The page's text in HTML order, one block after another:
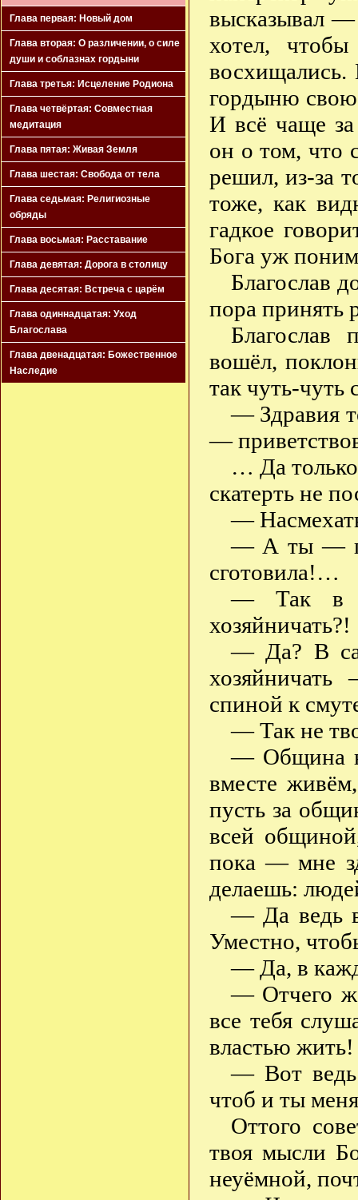
Глава первая: Новый дом
Глава вторая: О различении, о силе
души и соблазнах гордыни
Глава третья: Исцеление Родиона
Глава четвёртая: Совместная
медитация
Глава пятая: Живая Земля
Глава шестая: Свобода от тела
Глава седьмая: Религиозные
обряды
Глава восьмая: Расставание
Глава девятая: Дорога в столицу
Глава десятая: Встреча с царём
Глава одиннадцатая: Уход
Благослава
Глава двенадцатая: Божественное
Наследие
высказывал —
хотел,
восхищались.
гордыню
И всё чаще
он о том, что
решил, из-за
тоже, как
гадкое
Бога уж
Благослав
пора принять
Благослав
вошёл,
так чуть-чуть
— Здравия
—
… Да
скатерть не
—
— А ты —
сготовила!…
— Так в
хозяйничать?!
— Да? В
спиной к
— Так не
— Община
вместе
пусть за
всей
пока — мне
делаешь:
— Да ведь
Уместно,
— Да, в
— Отчего
все тебя
властью жить!
— Вот ведь
чтоб и ты
Оттого
твоя мысли
неуёмной,